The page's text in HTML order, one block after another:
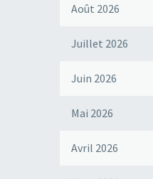
Août 2026
Juillet 2026
Juin 2026
Mai 2026
Avril 2026